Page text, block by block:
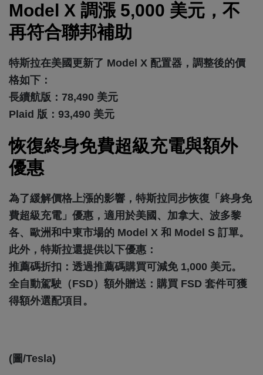
Model X 調漲 5,000 美元，不
再符合聯邦補助
特斯拉在美國更新了 Model X 配置器，調整後的價
格如下：
長續航版：78,490 美元
Plaid 版：93,490 美元
恢復終身免費超級充電與額外
優惠
為了緩解價格上漲的影響，特斯拉同步恢復「終身免
費超級充電」優惠，適用於美國、加拿大、波多黎
各、歐洲和中東市場的 Model X 和 Model S 訂單。
此外，特斯拉還提供以下優惠：
推薦碼折扣：透過推薦碼購買可減免 1,000 美元。
全自動駕駛（FSD）額外贈送：購買 FSD 套件可獲
得額外選配項目。
(圖/Tesla)